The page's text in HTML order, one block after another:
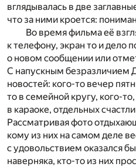
вглядывалась в две
что за ними кроется:
Во время фильма её
к телефону, экран то и дело
о новом сообщении или
С напускным безразличием
новостей: кого-то вечер
то в семейной кругу, кого-
в караоке, отдельных
Рассматривая фото
кому из них на самом деле
с удовольствием оказался
наверняка, кто-то из них